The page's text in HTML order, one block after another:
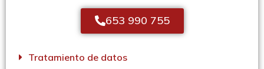
653 990 755
Tratamiento de datos